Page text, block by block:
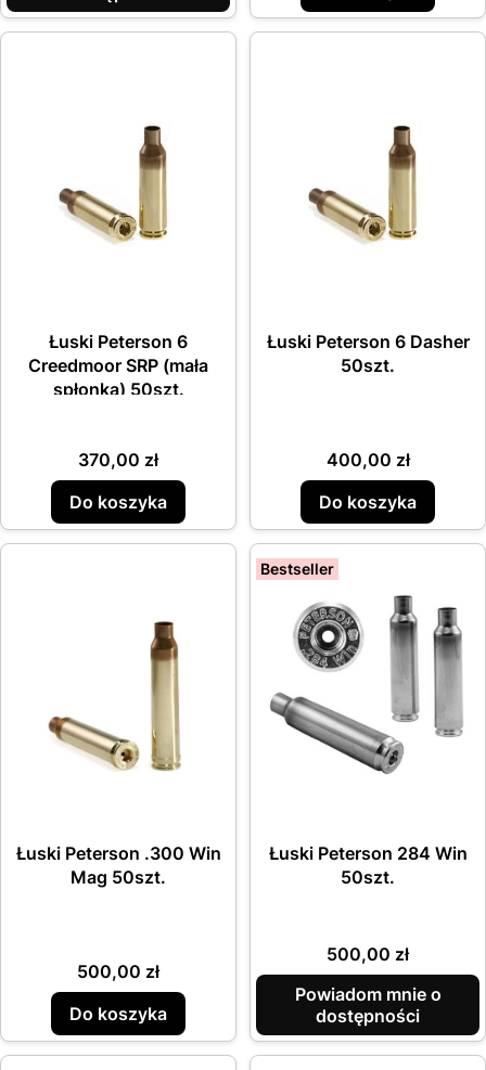
Łuski Peterson 6
Creedmoor SRP (mała
spłonka) 50szt.
Cena
370,00 zł
Do koszyka
Łuski Peterson 6 Dasher
50szt.
Cena
400,00 zł
Do koszyka
Łuski Peterson .300 Win
Mag 50szt.
Cena
500,00 zł
Do koszyka
Bestseller
Łuski Peterson 284 Win
50szt.
Cena
500,00 zł
Powiadom mnie o
dostępności